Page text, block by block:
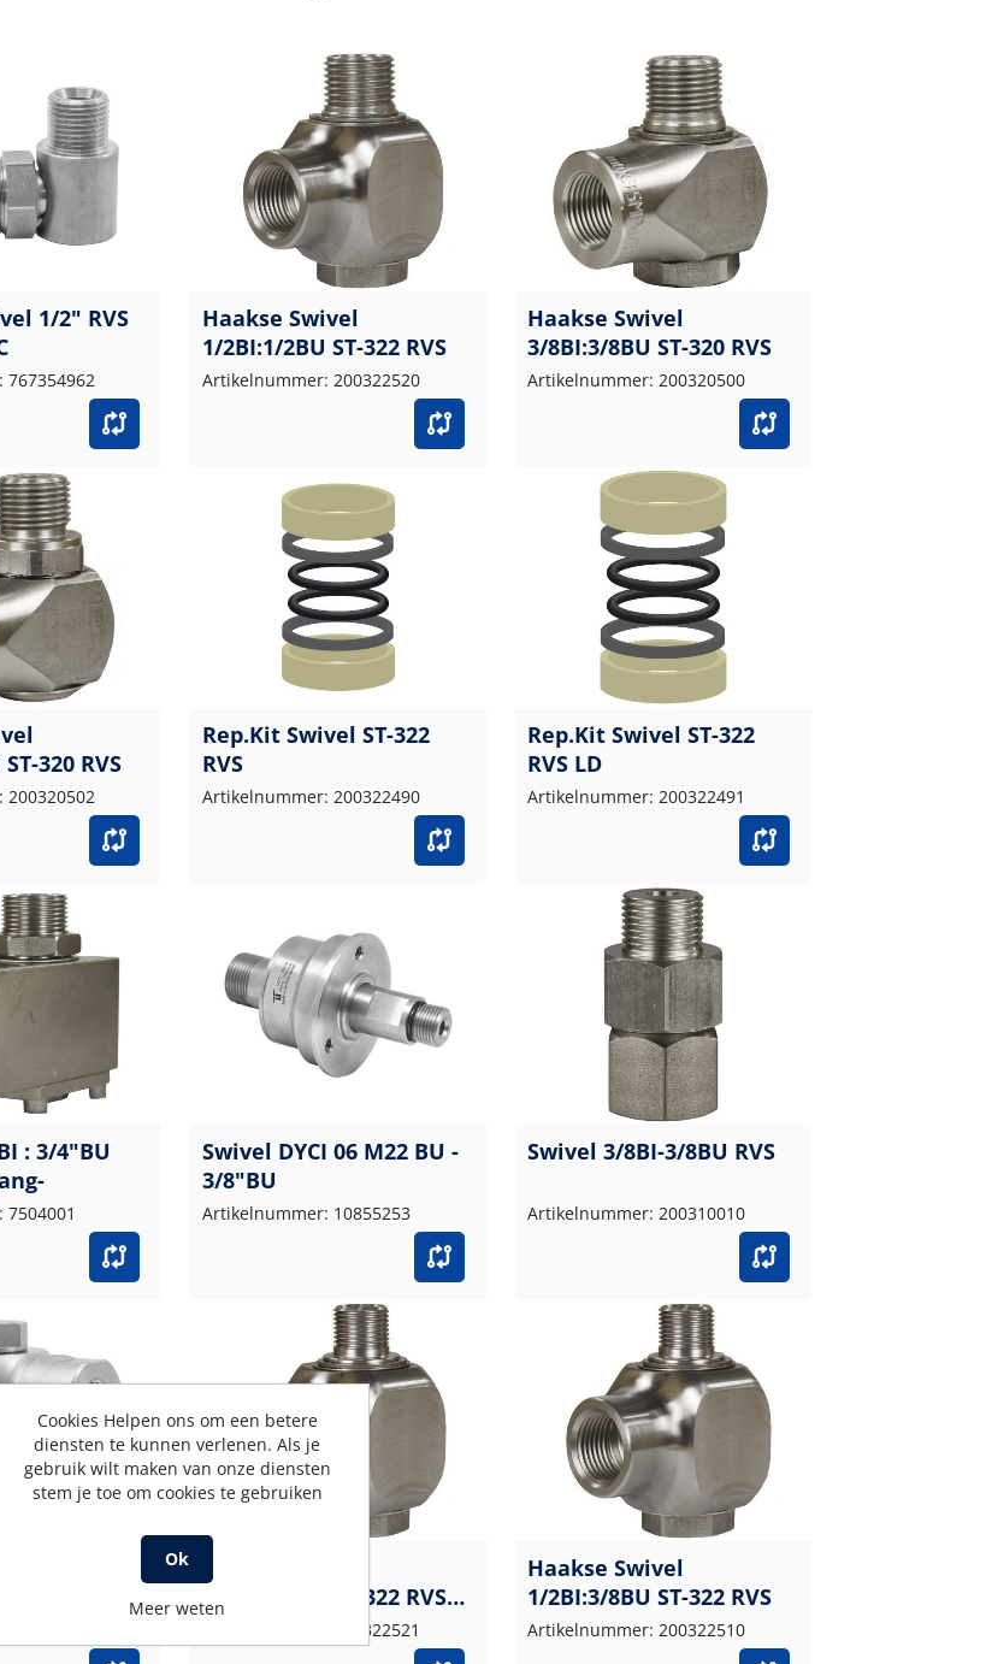
1/2" RVS
Haakse Swivel
1/2BI:1/2BU ST-322 RVS
Artikelnummer: 200322520
Haakse Swivel
3/8BI:3/8BU ST-320 RVS
Artikelnummer: 200320500
320 RVS
Rep.Kit Swivel ST-322
RVS
Artikelnummer: 200322490
Rep.Kit Swivel ST-322
RVS LD
Artikelnummer: 200322491
: 3/4"BU
Swivel DYCI 06 M22 BU -
3/8"BU
Artikelnummer: 10855253
Swivel 3/8BI-3/8BU RVS
Artikelnummer: 200310010
600 bar
1/2BI:1/2BU ST-322 RVS
Artikelnummer: 200322521
Haakse Swivel
1/2BI:3/8BU ST-322 RVS
Artikelnummer: 200322510
Cookies Helpen ons om een betere
diensten te kunnen verlenen. Als je
gebruik wilt maken van onze diensten
stem je toe om cookies te gebruiken
Ok
Meer weten